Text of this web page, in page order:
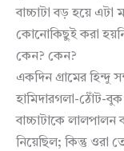
বাচ্চাটা বড় হয়ে
কোনোকিছুই করা
কেন? কেন?
একদিন গ্রামের হিন্দু
হামিদারগলা-ঠোঁট-
বাচ্চাটাকে লালপালন
নিয়েছিল; কিন্তু ওরা